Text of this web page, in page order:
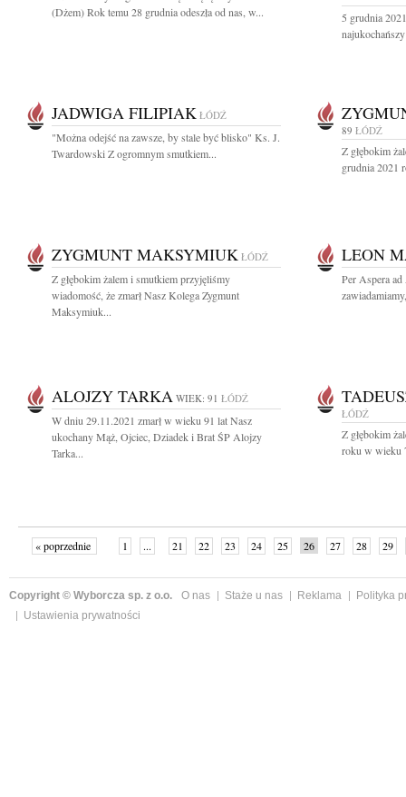
(Dżem) Rok temu 28 grudnia odeszła od nas, w...
5 grudnia
JADWIGA FILIPIAK ŁÓDŹ
"Można odejść na zawsze, by stale być blisko" Ks. J.
Twardowski Z ogromnym smutkiem...
89 ŁÓDŹ
Z głębokim
grudnia 2021
ZYGMUNT MAKSYMIUK ŁÓDŹ
Z głębokim żalem i smutkiem przyjęliśmy
wiadomość, że zmarł Nasz Kolega Zygmunt
Maksymiuk...
LEON
Per Aspera
ALOJZY TARKA WIEK: 91 ŁÓDŹ
W dniu 29.11.2021 zmarł w wieku 91 lat Nasz
ukochany Mąż, Ojciec, Dziadek i Brat ŚP Alojzy
Tarka...
ŁÓDŹ
Z głębokim
roku w wieku
« poprzednie 1 ... 21 22 23 24 25 26 27 28
29
Copyright © Wyborcza sp. z o.o. O nas Staże u nas Reklama
Polityka
Ustawienia prywatności